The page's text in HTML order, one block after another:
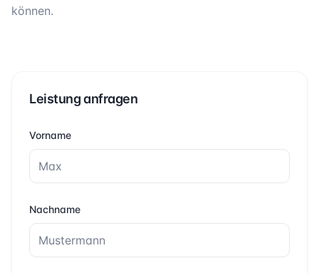
können.
Leistung anfragen
Vorname
Nachname